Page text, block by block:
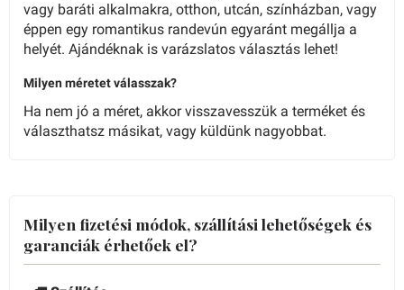
vagy baráti alkalmakra, otthon, utcán, színházban, vagy
éppen egy romantikus randevún egyaránt megállja a
helyét. Ajándéknak is varázslatos választás lehet!
Milyen méretet válasszak?
Ha nem jó a méret, akkor visszavesszük a terméket és
választhatsz másikat, vagy küldünk nagyobbat.
Milyen fizetési módok, szállítási lehetőségek és
garanciák érhetőek el?